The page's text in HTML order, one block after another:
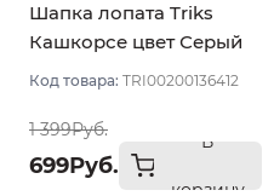
Шапка лопата Triks
Кашкорсе цвет Серый
св мел
Код товара: TRI00200136412
1 399Руб.
699Руб.
В
корзину